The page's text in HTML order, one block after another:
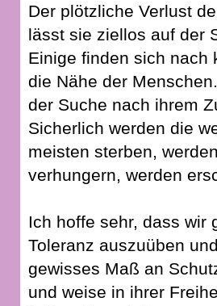
Der plötzliche Verlust
lässt sie ziellos auf der
Einige finden sich nach
die Nähe der
der Suche nach ihrem
Sicherlich werden die
meisten sterben,
verhungern, werden
Ich hoffe sehr, dass wir
Toleranz auszuüben
gewisses Maß an
und weise in ihrer